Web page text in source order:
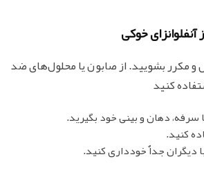
خوکی
و مکرر بشویید. از صابون یا محلول‌های ضد
کنید
دهان و بینی خود بگیرید.
کنید.
دیگران جداٌ خودداری کنید.